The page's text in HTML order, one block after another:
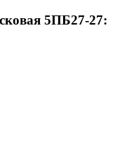
5ПБ27-27: